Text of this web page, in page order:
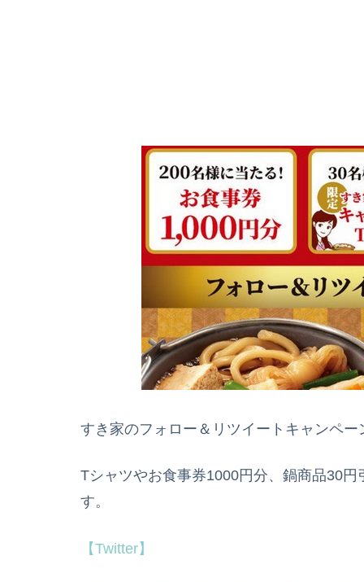
すき家のフォロー＆リツイートキャンペー
Tシャツやお食事券1000円分、鍋商品30
す。
【Twitter】